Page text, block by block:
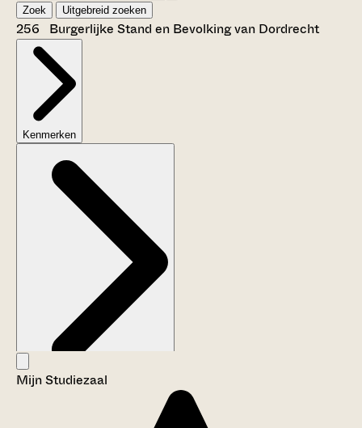
Zoek Uitgebreid zoeken
256 Burgerlijke Stand en Bevolking van Dordrecht
Kenmerken
Aanwijzingen voor de gebruiker
Mijn Studiezaal